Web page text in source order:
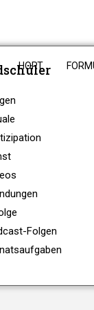
Folgen
HORT